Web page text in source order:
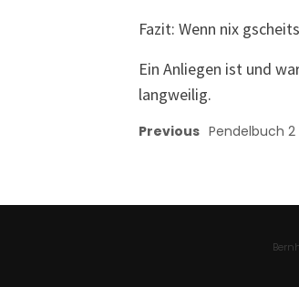
Fazit: Wenn nix
Ein Anliegen ist und
langweilig.
Previous Pendelbuch 2